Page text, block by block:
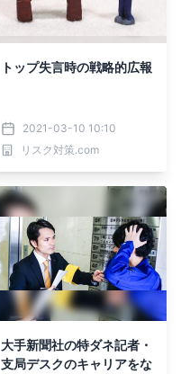
トップ失言時の戦略的広報
2021-03-10 10:10
リスク対策.com
大手新聞社の特ダネ記者・
支局デスクのキャリアをな